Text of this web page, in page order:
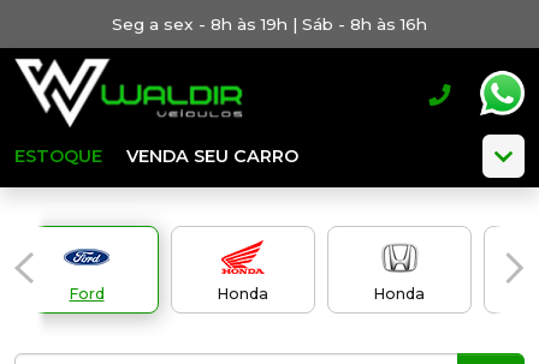
Seg a sex - 8h às 19h | Sáb - 8h às 16h
ESTOQUE VENDA SEU CARRO
Ford Honda Honda